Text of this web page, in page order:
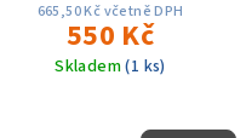
665,50 Kč včetně DPH
550 Kč
Skladem(1 ks)